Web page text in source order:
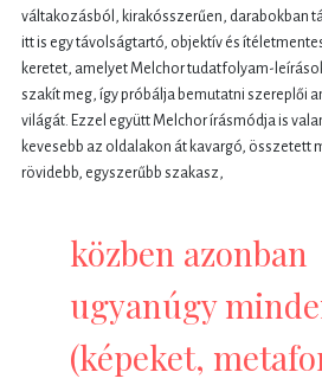
váltakozásból, kirakósszerűen, darabokban
itt is egy távolságtartó, objektív és
keretet, amelyet Melchor tudatfolyam-
szakít meg, így próbálja bemutatni szereplői
világát. Ezzel együtt Melchor írásmódja is
kevesebb az oldalakon át kavargó, összetett
rövidebb, egyszerűbb szakasz,
közben azonban
ugyanúgy
(képeket,